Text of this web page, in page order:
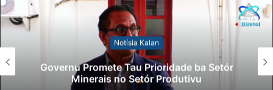
Notísia Kalan
Governu Promete Tau Prioridade ba Setór
Minerais no Setór Produtivu